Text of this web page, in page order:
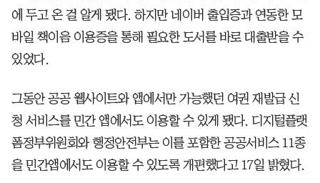
에 두고 온 걸 알게 됐다. 하지만 네이버 출입증과 연동한 모
바일 책이음 이용증을 통해 필요한 도서를 바로 대출받을 수
있었다.
그동안 공공 웹사이트와 앱에서만 가능했던 여권 재발급 신
청 서비스를 민간 앱에서도 이용할 수 있게 됐다. 디지털플랫
폼정부위원회와 행정안전부는 이를 포함한 공공서비스 11종
을 민간앱에서도 이용할 수 있도록 개편했다고 17일 밝혔다.